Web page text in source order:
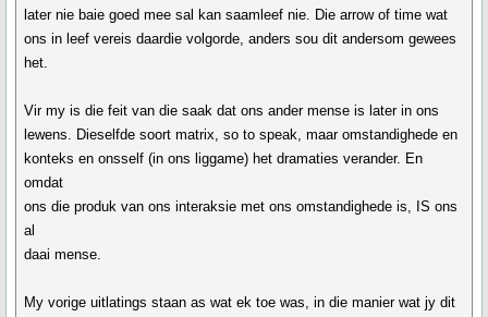
later nie baie goed mee sal kan saamleef nie. Die arrow of time wat
ons in leef vereis daardie volgorde, anders sou dit andersom gewees
het.
Vir my is die feit van die saak dat ons ander mense is later in ons
lewens. Dieselfde soort matrix, so to speak, maar omstandighede en
konteks en onsself (in ons liggame) het dramaties verander. En
omdat
ons die produk van ons interaksie met ons omstandighede is, IS ons
al
daai mense.
My vorige uitlatings staan as wat ek toe was, in die manier wat jy dit